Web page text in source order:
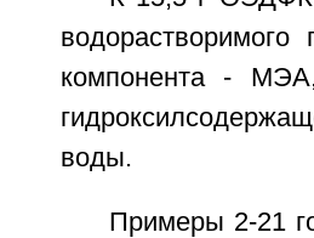
компонента -
воды.
Примеры 2-21